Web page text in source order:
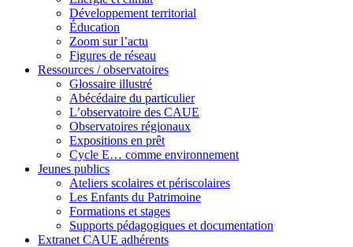
Développement territorial
Éducation
Zoom sur l’actu
Figures de réseau
Ressources / observatoires
Glossaire illustré
Abécédaire du particulier
L’observatoire des CAUE
Observatoires régionaux
Expositions en prêt
Cycle E… comme environnement
Jeunes publics
Ateliers scolaires et périscolaires
Les Enfants du Patrimoine
Formations et stages
Supports pédagogiques et documentation
Extranet CAUE adhérents